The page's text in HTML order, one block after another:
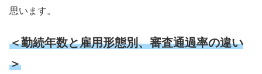
思います。
＜勤続年数と雇用形態別、審査通過率の違い
＞